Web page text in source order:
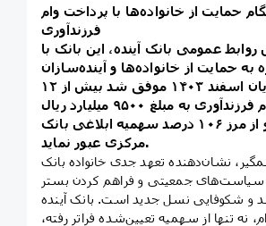
حمایت از خانواده‌ها با پرداخت وام
فرزندآوری
عمومی بانک آینده، این بانک با
به حمایت از خانواده‌ها و آینده‌سازان
کشور، تا پایان اسفند ۱۴۰۳ موفق شد بیش از ۱۲
هزار فقره وام فرزندآوری به مبلغ ۹۵۰۰ میلیارد ریال
پرداخت کند و از مرز ۱۰۶ درصد سهمیه ابلاغی بانک
مرکزی عبور نماید.
نشان‌دهنده تعهد جدی خانواده بانک
سیاست‌های جمعیتی و فراهم کردن بستر
و شکوفایی نسل جدید است. بانک آینده
نه تنها از سهمیه تعیین‌شده فراتر رفته،